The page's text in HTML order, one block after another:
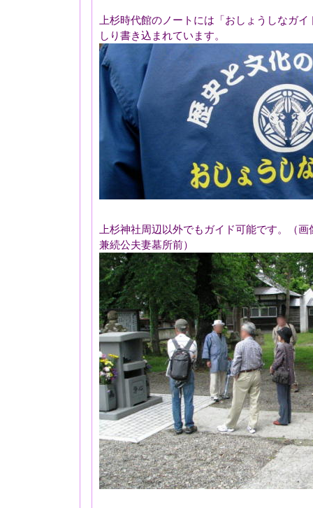
上杉時代館のノートには「おしょうしなガ
しり書き込まれています。
上杉神社周辺以外でもガイド可能です。（
兼続公夫妻墓所前）